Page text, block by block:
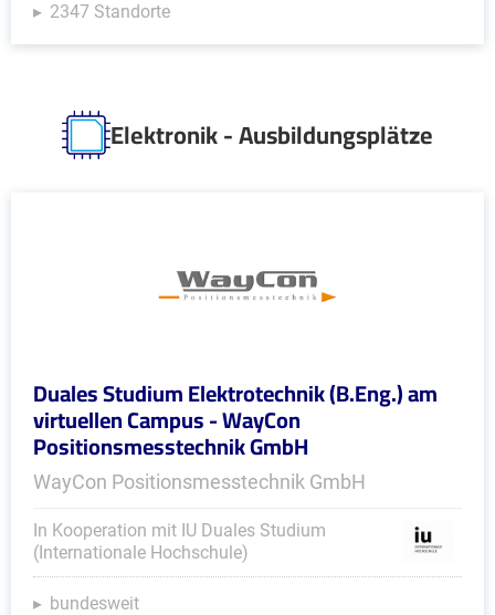
2347 Standorte
Elektronik - Ausbildungsplätze
Duales Studium Elektrotechnik (B.Eng.) am
virtuellen Campus - WayCon
Positionsmesstechnik GmbH
WayCon Positionsmesstechnik GmbH
In Kooperation mit IU Duales Studium
(Internationale Hochschule)
bundesweit